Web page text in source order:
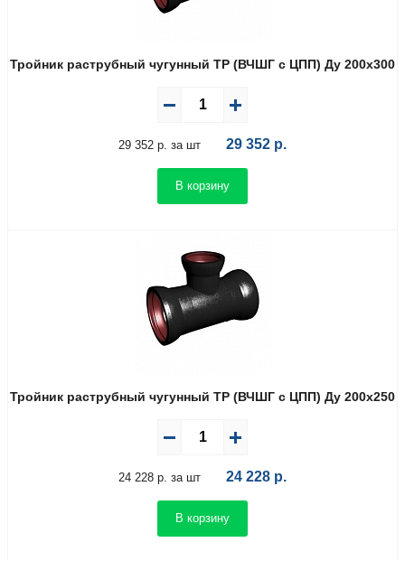
Тройник раструбный чугунный ТР (ВЧШГ с ЦПП) Ду 200х300
29 352 р. за шт 29 352 р.
В корзину
Тройник раструбный чугунный ТР (ВЧШГ с ЦПП) Ду 200х250
24 228 р. за шт 24 228 р.
В корзину